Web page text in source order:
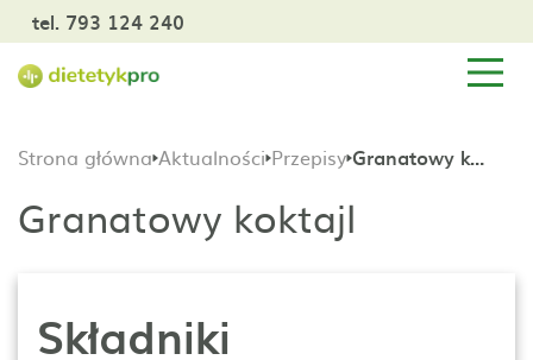
tel. 793 124 240
Strona główna Aktualności Przepisy Granatowy koktajl
Granatowy koktajl
Składniki